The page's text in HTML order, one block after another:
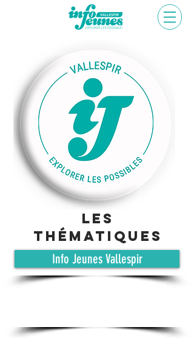
les
thématiques
Info Jeunes Vallespir